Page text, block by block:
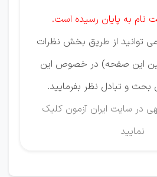
نام به پایان رسیده است.
می توانید از طریق بخش نظرات
این صفحه) در خصوص این
بحث و تبادل نظر بفرمایید.
در سایت ایران آزمونکلیک
نمایید